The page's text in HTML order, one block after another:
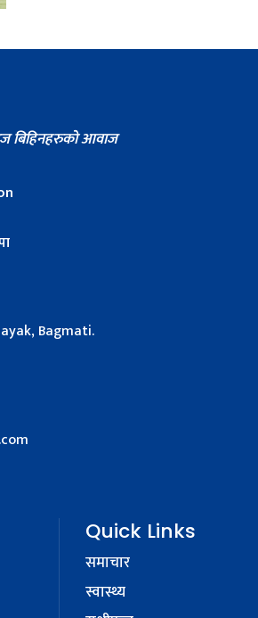
बिहिनहरुको आवाज
Bagmati.
Quick Links
समाचार
स्वास्थ्य